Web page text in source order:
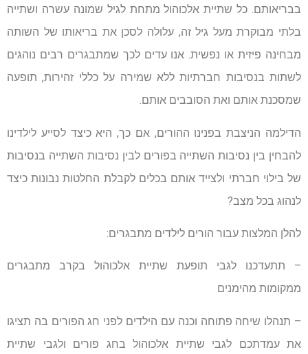
בבריאותם. כל שתיית אלכוהול מתחת לגיל שמונה עשרה ושתייה
בלתי מבוקרת מעל גיל זה, עלולה לסכן את בריאותו של השותה
מבחינה פיזית או נפשית. אנו עדים לכך שמתבגרים רבים נוהגים
לשתות בנסיבות חברתיות ללא שמירה על כללי זהירות, תופעה
שמסכנת אותם ואת הסובבים אותם.
הדילמה הניצבת בפנינו ההורים, אם כך, היא כיצד לסייע לילדינו
להבחין בין נסיבות השתייה בפורים לבין נסיבות השתייה בנסיבות
של בילוי חברתי ולצייד אותם בכלים לקבלת החלטות נבונות כיצד
לנהוג בכל מצב?
להלן המלצות עבור הורים לילדים מתבגרים:
– תתעדכנו לגבי תופעת שתיית אלכוהול בקרב מתבגרים
ממקומות מהימנים
– תנהלו שיחה פתוחה וכנה עם הילדים לפני חג הפורים בה תציגו
את עמדתכם לגבי שתיית אלכוהול בחג פורים ולגבי שתיית